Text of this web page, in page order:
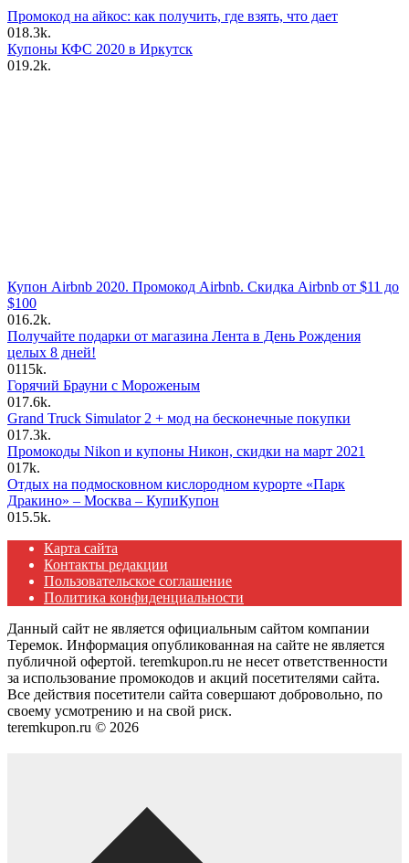
Промокод на айкос: как получить, где взять, что дает
018.3k.
Купоны КФС 2020 в Иркутск
019.2k.
Купон Airbnb 2020. Промокод Airbnb. Скидка Airbnb от $11 до
$100
016.2k.
Получайте подарки от магазина Лента в День Рождения
целых 8 дней!
0115k.
Горячий Брауни с Мороженым
017.6k.
Grand Truck Simulator 2 + мод на бесконечные покупки
017.3k.
Промокоды Nikon и купоны Никон, скидки на март 2021
017k.
Отдых на подмосковном кислородном курорте «Парк
Дракино» – Москва – КупиКупон
015.5k.
Карта сайта
Контакты редакции
Пользовательское соглашение
Политика конфиденциальности
Данный сайт не является официальным сайтом компании
Теремок. Информация опубликованная на сайте не является
публичной офертой. teremkupon.ru не несет ответственности
за использование промокодов и акций посетителями сайта.
Все действия посетители сайта совершают добровольно, по
своему усмотрению и на свой риск.
teremkupon.ru © 2026